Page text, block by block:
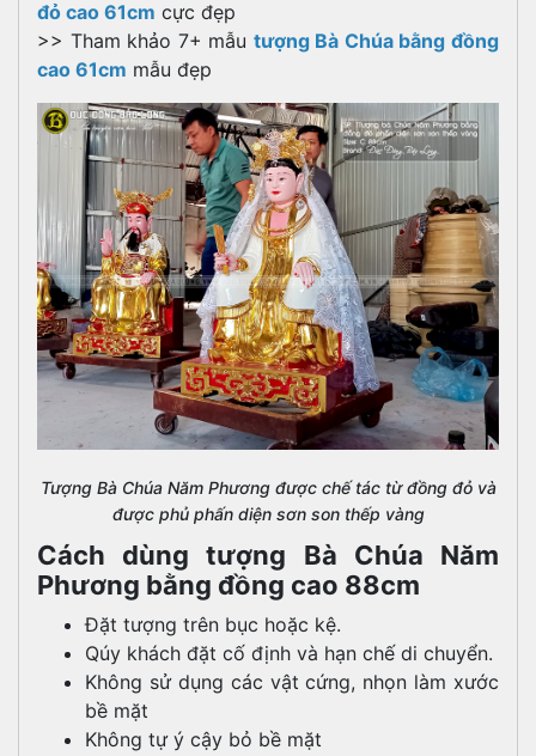
đỏ cao 61cm cực đẹp
>> Tham khảo 7+ mẫu tượng Bà Chúa bằng đồng
cao 61cm mẫu đẹp
Tượng Bà Chúa Năm Phương được chế tác từ đồng đỏ và
được phủ phấn diện sơn son thếp vàng
Cách dùng tượng Bà Chúa Năm
Phương bằng đồng cao 88cm
Đặt tượng trên bục hoặc kệ.
Qúy khách đặt cố định và hạn chế di chuyển.
Không sử dụng các vật cứng, nhọn làm xước
bề mặt
Không tự ý cậy bỏ bề mặt